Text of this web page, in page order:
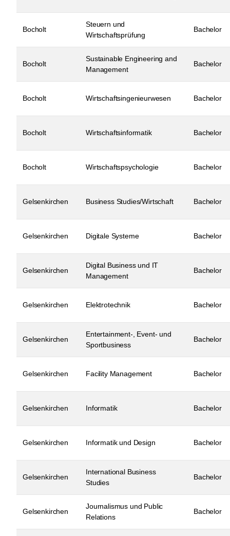
Bocholt
Steuern und
Wirtschaftsprüfung
Bachelor
Bocholt
Sustainable Engineering and
Management
Bachelor
Bocholt Wirtschaftsingenieurwesen Bachelor
Bocholt Wirtschaftsinformatik Bachelor
Bocholt Wirtschaftspsychologie Bachelor
Gelsenkirchen Business Studies/Wirtschaft Bachelor
Gelsenkirchen Digitale Systeme Bachelor
Gelsenkirchen
Digital Business und IT
Management
Bachelor
Gelsenkirchen Elektrotechnik Bachelor
Gelsenkirchen
Entertainment-, Event- und
Sportbusiness
Bachelor
Gelsenkirchen Facility Management Bachelor
Gelsenkirchen Informatik Bachelor
Gelsenkirchen Informatik und Design Bachelor
Gelsenkirchen
International Business
Studies
Bachelor
Gelsenkirchen
Journalismus und Public
Relations
Bachelor